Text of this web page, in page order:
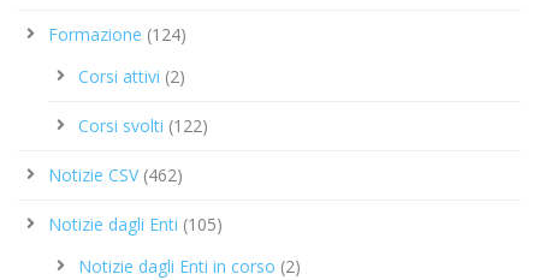
Formazione (124)
Corsi attivi (2)
Corsi svolti (122)
Notizie CSV(462)
Notizie dagli Enti (105)
Notizie dagli Enti in corso (2)